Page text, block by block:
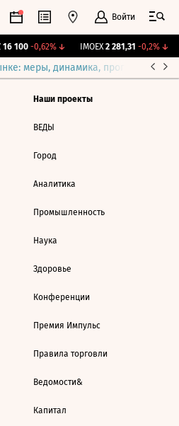
Войти
16 100 -0,62%↓ IMOEX 2 281,31 -0,2%↓
меры, динамика, прогнозы
Наши проекты
ВЕДЫ
Город
Аналитика
Промышленность
Наука
Здоровье
Конференции
Премия Импульс
Правила торговли
Ведомости&
Капитал